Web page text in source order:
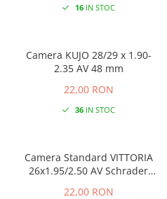
16IN STOC
Camera KUJO 28/29 x 1.90-
2.35 AV 48 mm
22,00 RON
36IN STOC
Camera Standard VITTORIA
26x1.95/2.50 AV Schrader
22,00 RON